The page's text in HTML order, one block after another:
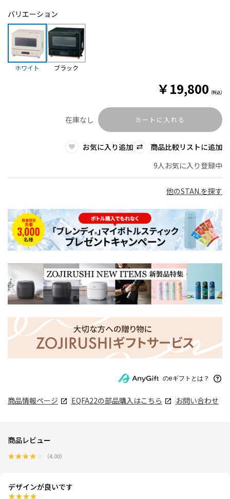
バリエーション
ホワイト ブラック
￥19,800 (税込)
在庫なし カートに入れる
お気に入り追加
商品比較リストに追加
9人お気に入り登録中
他のSTAN.を探す
のeギフトとは？
商品情報ページ EQFA22の部品購入はこちら お問い合わせ
商品レビュー
★★★★ （4.00）
デザインが良いです
★★★★